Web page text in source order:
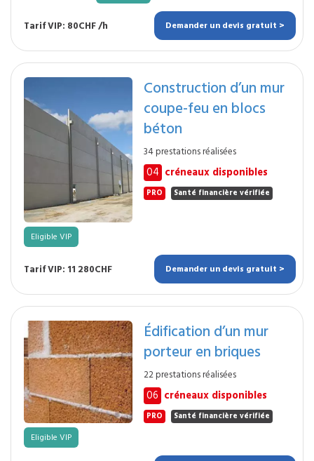
Tarif VIP: 80CHF /h Demander un devis gratuit >
Construction d’un mur
coupe-feu en blocs
béton
34 prestations réalisées
04 créneaux disponibles
PRO Santé financière vérifiée
Eligible VIP
Tarif VIP: 11 280CHF Demander un devis gratuit >
Édification d’un mur
porteur en briques
22 prestations réalisées
06 créneaux disponibles
PRO Santé financière vérifiée
Eligible VIP